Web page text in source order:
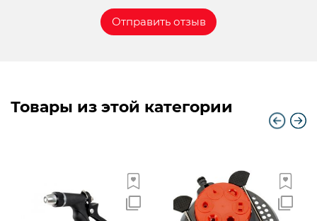
Товары из этой категории